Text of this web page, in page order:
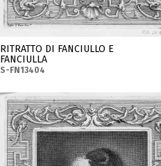
RITRATTO DI FANCIULLO E
FANCIULLA
S-FN13404